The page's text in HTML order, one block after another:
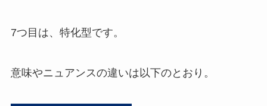
7つ目は、特化型です。
意味やニュアンスの違いは以下のとおり。